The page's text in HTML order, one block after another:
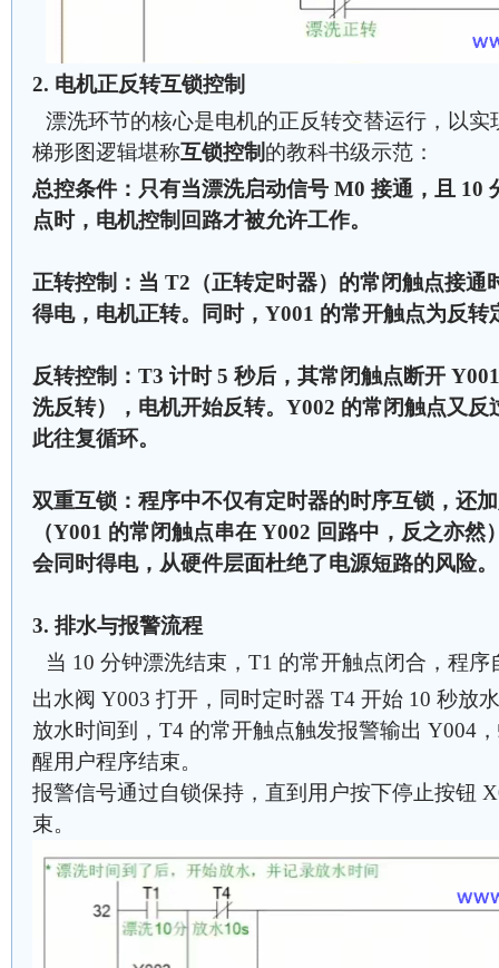
2. 电机正反转互锁控制
漂洗环节的核心是电机的正反转交替运行，以
梯形图逻辑堪称互锁控制 的教科书级示范：
总控条件：只有当漂洗启动信号 M0 接通，且 10
点时，电机控制回路才被允许工作。
正转控制：当 T2（正转定时器）的常闭触点接通
得电，电机正转。同时，Y001 的常开触点为反
反转控制：T3 计时 5 秒后，其常闭触点断开
洗反转），电机开始反转。Y002 的常闭触点又
此往复循环。
双重互锁：程序中不仅有定时器的时序互锁，还
（Y001 的常闭触点串在 Y002 回路中，反之亦
会同时得电，从硬件层面杜绝了电源短路的风险。
3. 排水与报警流程
当 10 分钟漂洗结束，T1 的常开触点闭合，程
出水阀 Y003 打开，同时定时器 T4 开始 10 秒放
放水时间到，T4 的常开触点触发报警输出 Y004
醒用户程序结束。
报警信号通过自锁保持，直到用户按下停止按钮
束。